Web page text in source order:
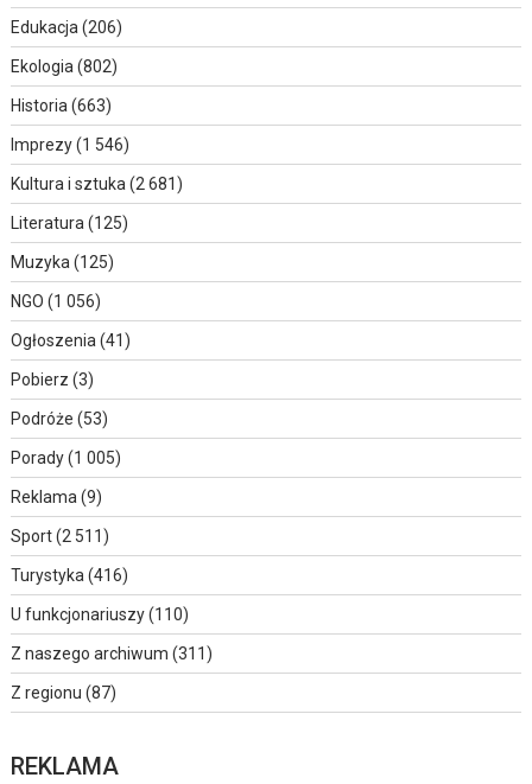
Edukacja(206)
Ekologia(802)
Historia(663)
Imprezy(1 546)
Kultura i sztuka(2 681)
Literatura(125)
Muzyka(125)
NGO (1 056)
Ogłoszenia(41)
Pobierz (3)
Podróże (53)
Porady(1 005)
Reklama(9)
Sport(2 511)
Turystyka(416)
U funkcjonariuszy(110)
Z naszego archiwum (311)
Z regionu (87)
REKLAMA